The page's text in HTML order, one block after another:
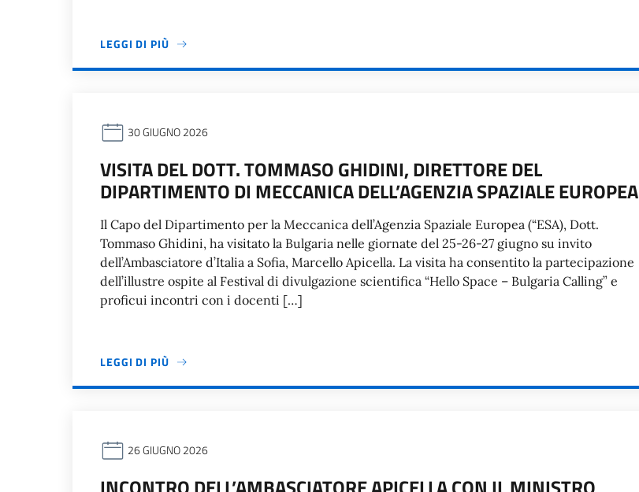
LEGGI DI PIÙ
30 GIUGNO 2026
VISITA DEL DOTT. TOMMASO GHIDINI, DIRETTORE DEL
DIPARTIMENTO DI MECCANICA DELL’AGENZIA SPAZIALE EUROPEA
Il Capo del Dipartimento per la Meccanica dell’Agenzia Spaziale Europea (“ESA), Dott.
Tommaso Ghidini, ha visitato la Bulgaria nelle giornate del 25-26-27 giugno su invito
dell’Ambasciatore d’Italia a Sofia, Marcello Apicella. La visita ha consentito la partecipazione
dell’illustre ospite al Festival di divulgazione scientifica “Hello Space – Bulgaria Calling” e
proficui incontri con i docenti […]
LEGGI DI PIÙ
26 GIUGNO 2026